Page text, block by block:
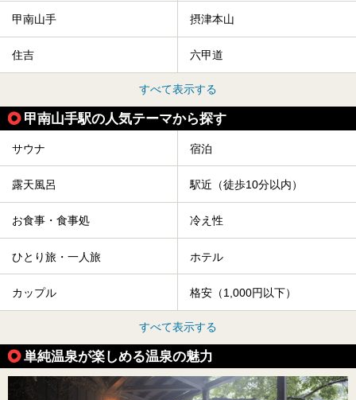
甲南山手 摂津本山
住吉 六甲道
すべて表示する
甲南山手駅の人気テーマから探す
サウナ 宿泊
露天風呂 駅近（徒歩10分以内）
お食事・食事処 冷え性
ひとり旅・一人旅 ホテル
カップル 格安（1,000円以下）
すべて表示する
単純温泉が楽しめる温泉の魅力